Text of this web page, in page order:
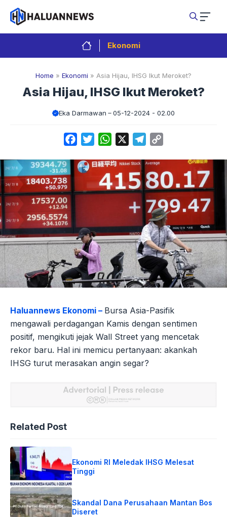
Langsung
isi
Ekonomi
Home » Ekonomi » Asia Hijau, IHSG Ikut Meroket?
Asia Hijau, IHSG Ikut Meroket?
Eka Darmawan 05-12-2024 - 02.00
FacebookTwitterWhatsApp Telegram
Haluannews Ekonomi – Bursa Asia-Pasifik
mengawali perdagangan Kamis dengan sentimen
positif, mengikuti jejak Wall Street yang mencetak
rekor baru. Hal ini memicu pertanyaan: akankah
IHSG turut merasakan angin segar?
Related Post
Ekonomi RI Meledak IHSG Melesat
Tinggi
Skandal Dana Perusahaan Mantan Bos
Diseret